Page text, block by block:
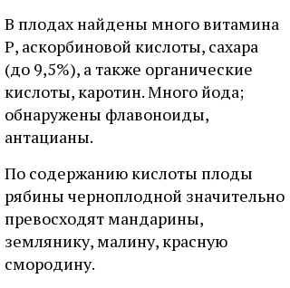
В плодах найдены много витамина
Р, аскорбиновой кислоты, сахара
(до 9,5%), а также органические
кислоты, каротин. Много йода;
обнаружены флавоноиды,
антацианы.
По содержанию кислоты плоды
рябины черноплодной значительно
превосходят мандарины,
землянику, малину, красную
смородину.